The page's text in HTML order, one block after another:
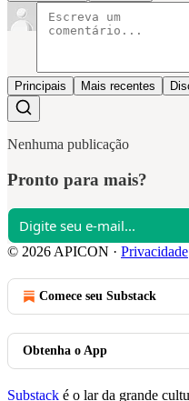
Principais Mais recentes
Nenhuma publicação
Pronto para mais?
© 2026 APICON · Privacidade
Comece seu Substack
Obtenha o App
Substack é o lar da grande